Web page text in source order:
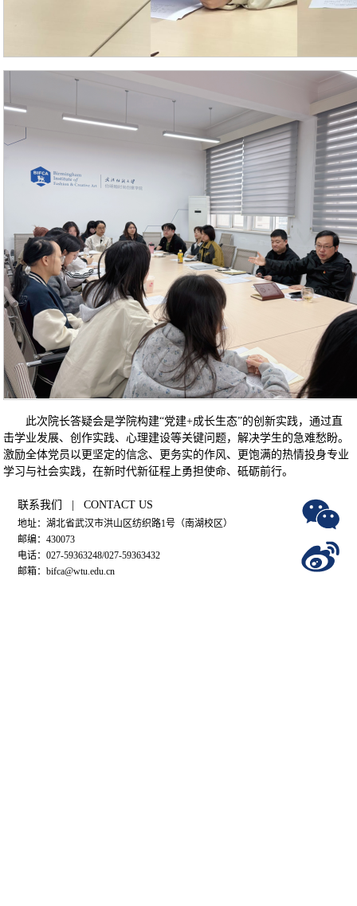
此次院长答疑会是学院构建“党建+成长生态”的创新实践，通过直
击学业发展、创作实践、心理建设等关键问题，解决学生的急难愁盼。
激励全体党员以更坚定的信念、更务实的作风、更饱满的热情投身专业
学习与社会实践，在新时代新征程上勇担使命、砥砺前行。
联系我们 | CONTACT US
地址：湖北省武汉市洪山区纺织路1号（南湖校区）
邮编：430073
电话：027-59363248/027-59363432
邮箱：bifca@wtu.edu.cn